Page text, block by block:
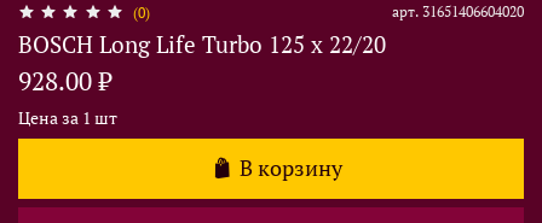
(0) арт. 31651406604020
BOSCH Long Life Turbo 125 х 22/20
928.00 ₽
Цена за 1 шт
В корзину